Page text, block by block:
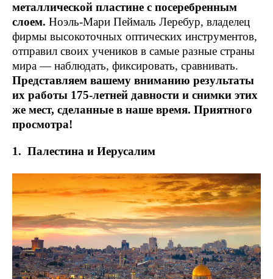
металлической пластине с посеребренным
слоем. Ноэль-Мари Пеймаль Леребур, владелец
фирмы высокоточных оптических инструментов,
отправил своих учеников в самые разные страны
мира — наблюдать, фиксировать, сравнивать.
Представляем вашему вниманию результаты
их работы 175-летней давности и снимки этих
же мест, сделанные в наше время. Приятного
просмотра!
1. Палестина и Иерусалим